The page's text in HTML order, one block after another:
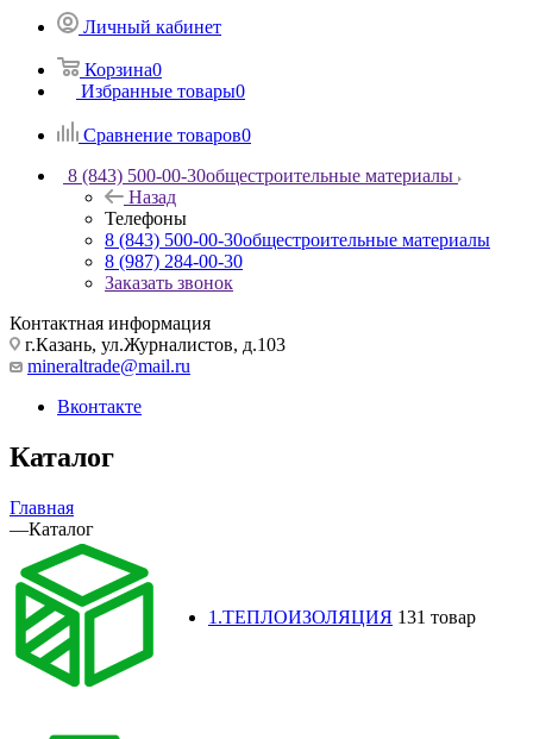
Личный кабинет
Корзина0
Избранные товары0
Сравнение товаров0
8 (843) 500-00-30общестроительные материалы
Назад
Телефоны
8 (843) 500-00-30общестроительные материалы
8 (987) 284-00-30
Заказать звонок
Контактная информация
г.Казань, ул.Журналистов, д.103
mineraltrade@mail.ru
Вконтакте
Каталог
Главная
—Каталог
1.ТЕПЛОИЗОЛЯЦИЯ 131 товар